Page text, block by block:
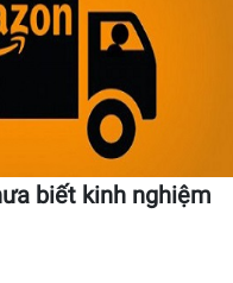
biết kinh nghiệm